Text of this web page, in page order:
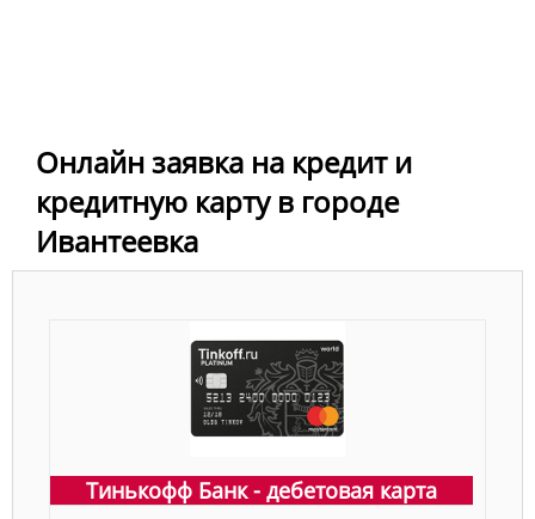
Онлайн заявка на кредит и
кредитную карту в городе
Ивантеевка
Тинькофф Банк - дебетовая карта